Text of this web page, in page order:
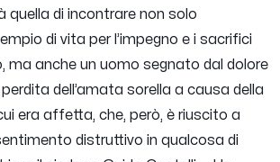
quella di incontrare non solo
di vita per l’impegno e i sacrifici
ma anche un uomo segnato dal dolore
dell’amata sorella a causa della
era affetta, che, però, è riuscito a
distruttivo in qualcosa di